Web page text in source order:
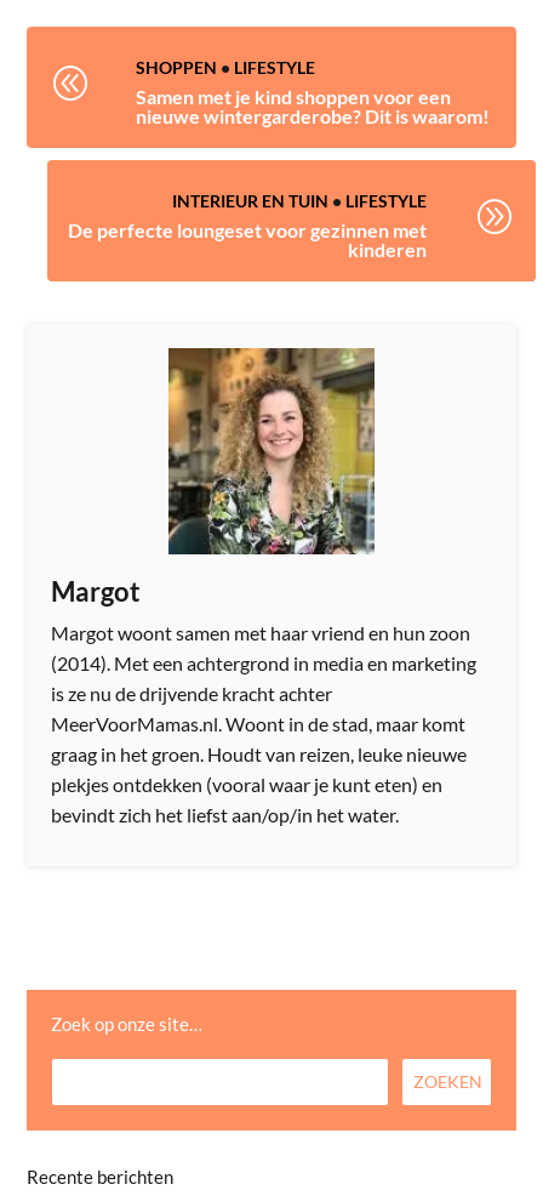
@ SHOPPEN • LIFESTYLE
Samen met je kind shoppen voor een
nieuwe wintergarderobe? Dit is waarom!
INTERIEUR EN TUIN • LIFESTYLE
De perfecte loungeset voor gezinnen met
kinderen
A
Margot
Margot woont samen met haar vriend en hun zoon
(2014). Met een achtergrond in media en marketing
is ze nu de drijvende kracht achter
MeerVoorMamas.nl. Woont in de stad, maar komt
graag in het groen. Houdt van reizen, leuke nieuwe
plekjes ontdekken (vooral waar je kunt eten) en
bevindt zich het liefst aan/op/in het water.
Zoek op onze site…
Recente berichten